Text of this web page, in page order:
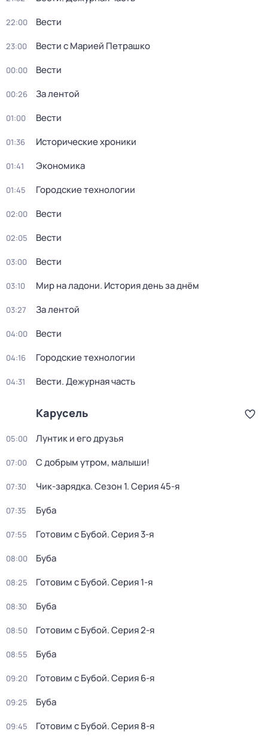
22:00 Вести
23:00 Вести с Марией Петрашко
00:00 Вести
00:26 За лентой
01:00 Вести
01:36 Исторические хроники
01:41 Экономика
01:45 Городские технологии
02:00 Вести
02:05 Вести
03:00 Вести
03:10 Мир на ладони. История день за днём
03:27 За лентой
04:00 Вести
04:16 Городские технологии
04:31 Вести. Дежурная часть
Карусель
05:00 Лунтик и его друзья
07:00 С добрым утром, малыши!
07:30 Чик-зарядка. Сезон 1. Серия 45-я
07:35 Буба
07:55 Готовим с Бубой. Серия 3-я
08:00 Буба
08:25 Готовим с Бубой. Серия 1-я
08:30 Буба
08:50 Готовим с Бубой. Серия 2-я
08:55 Буба
09:20 Готовим с Бубой. Серия 6-я
09:25 Буба
09:45 Готовим с Бубой. Серия 8-я